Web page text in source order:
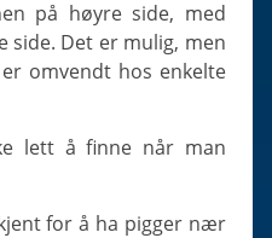
på høyre side, med
side. Det er mulig, men
omvendt hos enkelte
lett å finne når man